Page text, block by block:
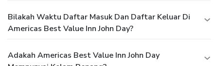
Bilakah Waktu Daftar Masuk Dan Daftar Keluar Di
Americas Best Value Inn John Day?
Adakah Americas Best Value Inn John Day